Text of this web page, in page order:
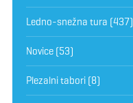
Ledno-snežna tura (437)
Novice(53)
Plezalni tabori(8)